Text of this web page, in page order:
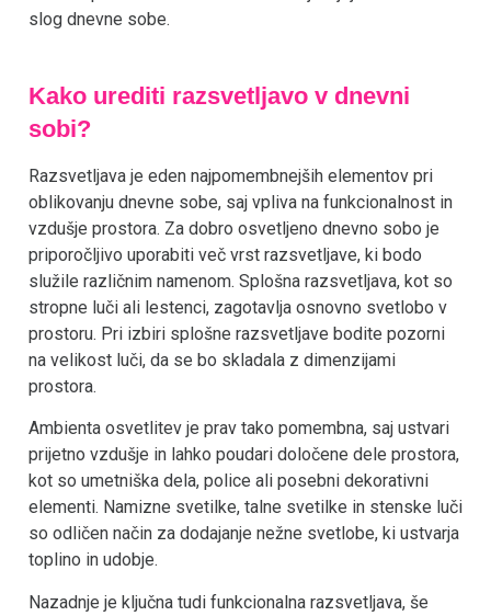
slog dnevne sobe.
Kako urediti razsvetljavo v dnevni
sobi?
Razsvetljava je eden najpomembnejših elementov pri
oblikovanju dnevne sobe, saj vpliva na funkcionalnost in
vzdušje prostora. Za dobro osvetljeno dnevno sobo je
priporočljivo uporabiti več vrst razsvetljave, ki bodo
služile različnim namenom. Splošna razsvetljava, kot so
stropne luči ali lestenci, zagotavlja osnovno svetlobo v
prostoru. Pri izbiri splošne razsvetljave bodite pozorni
na velikost luči, da se bo skladala z dimenzijami
prostora.
Ambienta osvetlitev je prav tako pomembna, saj ustvari
prijetno vzdušje in lahko poudari določene dele prostora,
kot so umetniška dela, police ali posebni dekorativni
elementi. Namizne svetilke, talne svetilke in stenske luči
so odličen način za dodajanje nežne svetlobe, ki ustvarja
toplino in udobje.
Nazadnje je ključna tudi funkcionalna razsvetljava, še